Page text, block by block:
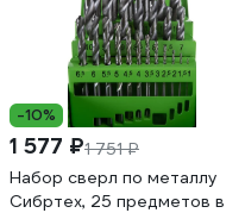
-10%
1 577 ₽1 751 ₽
Набор сверл по металлу
Сибртех, 25 предметов в